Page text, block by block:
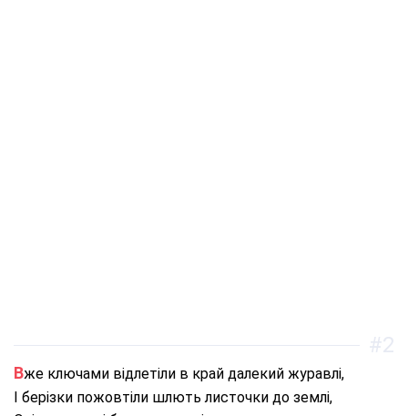
Вже ключами відлетіли в край далекий журавлі,
І берізки пожовтіли шлють листочки до землі,
#2